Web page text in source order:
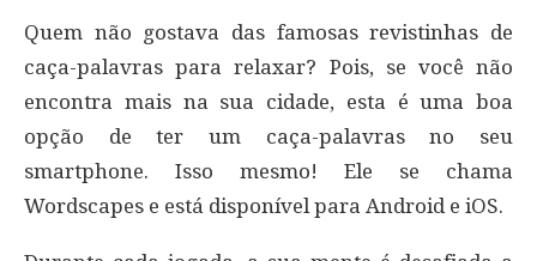
Quem não gostava das famosas revistinhas de
caça-palavras para relaxar? Pois, se você não
encontra mais na sua cidade, esta é uma boa
opção de ter um caça-palavras no seu
smartphone. Isso mesmo! Ele se chama
Wordscapes e está disponível para Android e iOS.